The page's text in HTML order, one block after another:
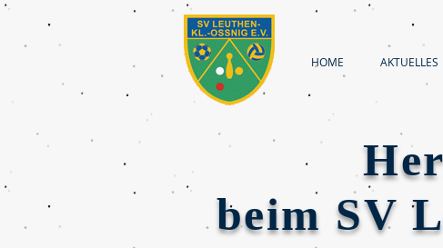
HOME AKTUELLES
beim SV